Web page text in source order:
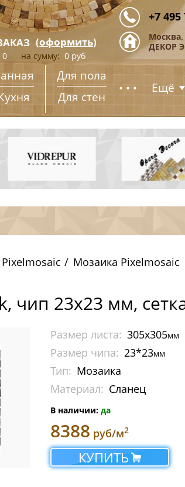
+7 495
ДЕКОР
(оформить)
0 на сумму: 0 руб
Для пола
Для стен
... Ещё
Pixelmosaic Мозаика Pixelmosaic
чип 23х23 мм,
Размер листа: 305x305мм
Размер чипа: 23*23мм
Тип: Мозаика
Материал: Сланец
В наличии: да
8388 руб/м2
КУПИТЬ